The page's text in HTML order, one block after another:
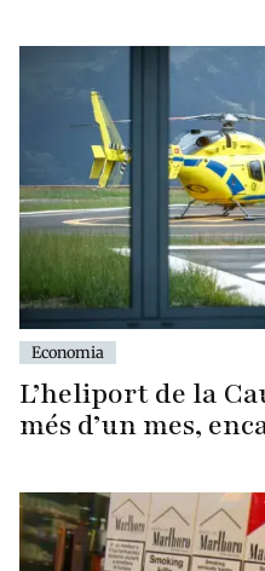
Economia
L’heliport de la
més d’un mes,